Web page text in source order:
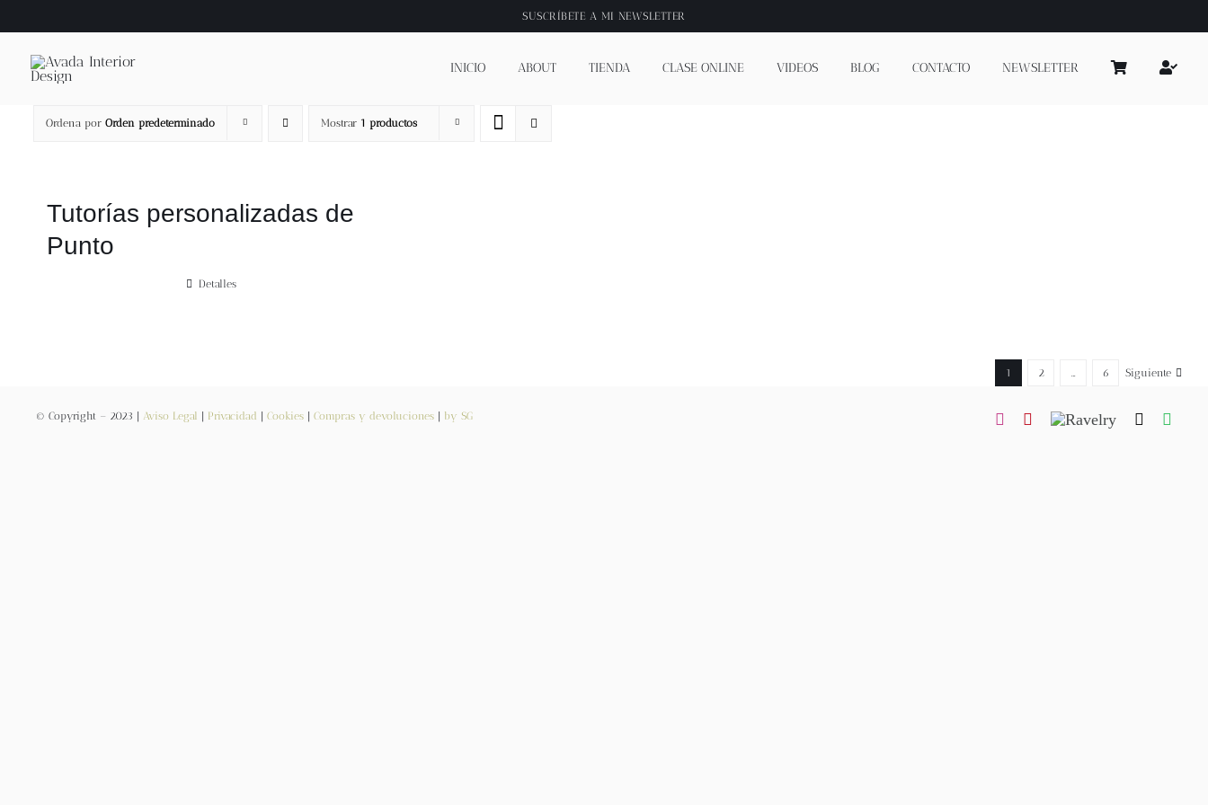
al
SUSCRÍBETE A MI NEWSLETTER
INICIO ABOUT TIENDA CLASE ONLINE VIDEOS BLOG CONTACTO NEWSLETTER
Ordena por Orden predeterminado Mostrar 1 productos
Tutorías personalizadas de
Punto
Detalles
1 2 … 6 Siguiente
© Copyright – 2023 | Aviso Legal Privacidad Cookies| Compras y devoluciones| by SG